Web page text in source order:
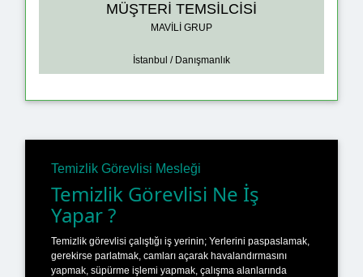
MÜŞTERİ TEMSİLCİSİ
MAVİLİ GRUP
İstanbul / Danışmanlık
Temizlik Görevlisi Mesleği
Temizlik Görevlisi Ne İş
Yapar ?
Temizlik görevlisi çalıştığı iş yerinin; Yerlerini paspaslamak,
gerekirse parlatmak, camları açarak havalandırmasını
yapmak, süpürme işlemi yapmak, çalışma alanlarında